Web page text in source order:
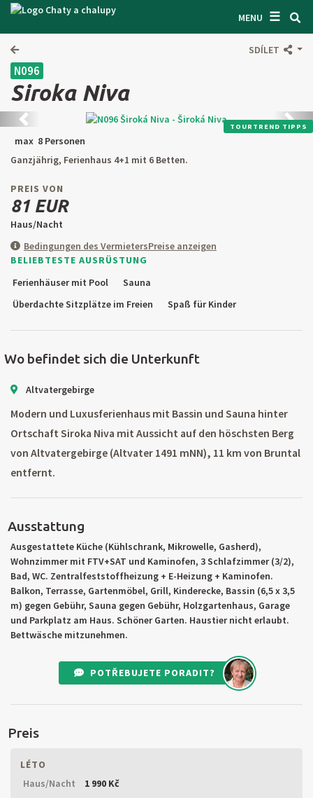
MENU ☰
SUCHEN UNTERKUNFT
BEDINGUNGEN
KONTAKTE
EINGANG FÜR DEN EIGENTÜMER
SUCHEN AUF WEBSITE
CZ SK
PL
SDÍLET
N096
Siroka Niva
Zurück TOURTREND TIPPS
max 8 Personen
Ganzjährig, Ferienhaus 4+1 mit 6 Betten.
PREIS VON
81 EUR
Haus/Nacht
Bedingungen des VermietersPreise anzeigen
BELIEBTESTE AUSRÜSTUNG
Ferienhäuser mit Pool
Sauna
Überdachte Sitzplätze im Freien
Spaß für Kinder
Wo befindet sich die Unterkunft
Altvatergebirge
Modern und Luxusferienhaus mit Bassin und Sauna hinter
Ortschaft Siroka Niva mit Aussicht auf den höschsten Berg
von Altvatergebirge (Altvater 1491 mNN), 11 km von Bruntal
entfernt.
Ausstattung
Ausgestattete Küche (Kühlschrank, Mikrowelle, Gasherd),
Wohnzimmer mit FTV+SAT und Kaminofen, 3 Schlafzimmer (3/2),
Bad, WC. Zentralfeststoffheizung + E-Heizung + Kaminofen.
Balkon, Terrasse, Gartenmöbel, Grill, Kinderecke, Bassin (6,5 x 3,5
m) gegen Gebühr, Sauna gegen Gebühr, Holzgartenhaus, Garage
und Parkplatz am Haus. Schöner Garten. Haustier nicht erlaubt.
Bettwäsche mitzunehmen.
POTŘEBUJETE PORADIT?
Preis
LÉTO
Haus/Nacht
1 990 Kč